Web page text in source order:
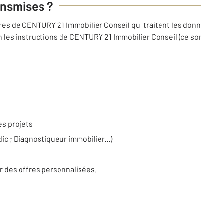
?
de CENTURY 21 Immobilier Conseil qui traitent les
instructions de CENTURY 21 Immobilier Conseil (ce
projets
; Diagnostiqueur immobilier...)
des offres personnalisées.